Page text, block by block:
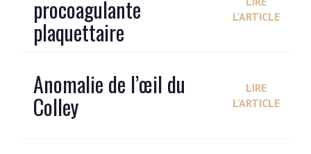
procoagulante
plaquettaire
L'ARTICLE
Anomalie de l’œil du
Colley
LIRE
L'ARTICLE